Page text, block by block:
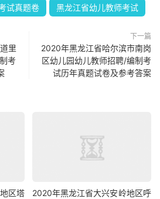
试真题卷 黑龙江省幼儿教师考试
里
考
下一篇
2020年黑龙江省哈尔滨市南岗
区幼儿园幼儿教师招聘/编制考
试历年真题试卷及参考答案
区塔
2020年黑龙江省大兴安岭地区呼